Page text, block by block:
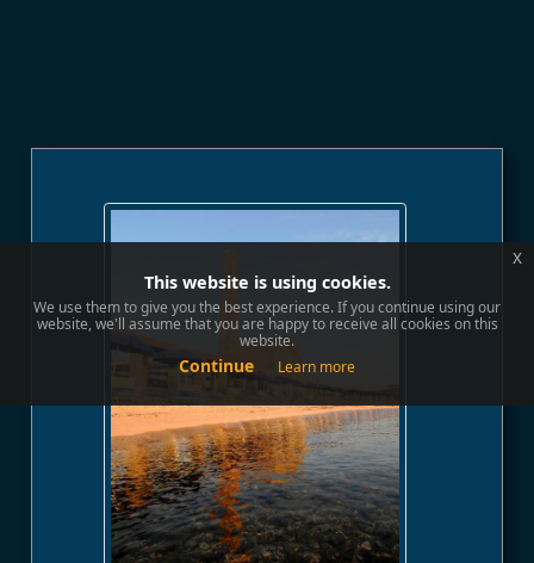
This website is using cookies.
We use them to give you the best experience. If you continue using our
website, we'll assume that you are happy to receive all cookies on this
website.
Continue Learn more
x